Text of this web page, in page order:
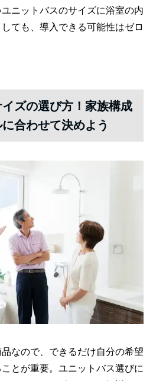
ニットバスのサイズに浴室の内
ても、導入できる可能性はゼロ
ズの選び方！家族構成
合わせて決めよう
なので、できるだけ自分の希望
とが重要。ユニットバス選びに